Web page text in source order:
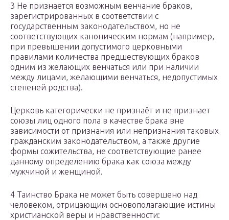
3 Не признается возможным венчание браков,
зарегистрированных в соответствии с
государственным законодательством, но не
соответствующих каноническим нормам (например,
при превышении допустимого церковными
правилами количества предшествующих браков
одним из желающих венчаться или при наличии
между лицами, желающими венчаться, недопустимых
степеней родства).
Церковь категорически не признаёт и не признает
союзы лиц одного пола в качестве брака вне
зависимости от признания или непризнания таковых
гражданским законодательством, а также другие
формы сожительства, не соответствующие ранее
данному определению брака как союза между
мужчиной и женщиной.
4 Таинство Брака не может быть совершено над
человеком, отрицающим основополагающие истины
христианской веры и нравственности: